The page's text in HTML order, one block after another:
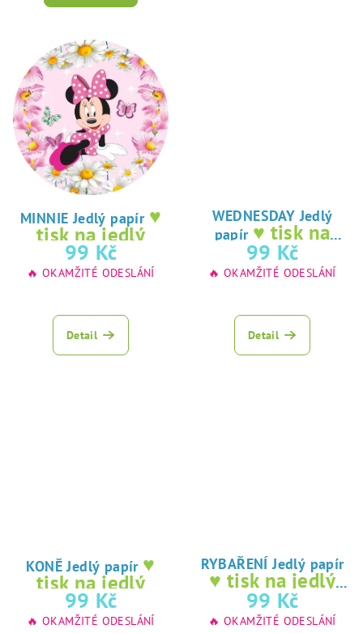
5
hvězdiček.
MINNIE Jedlý papír ♥
tisk na jedlý
papír
99 Kč
🔥 OKAMŽITÉ ODESLÁNÍ
Detail
WEDNESDAY Jedlý
papír ♥ tisk na
jedlý papír
99 Kč
🔥 OKAMŽITÉ ODESLÁNÍ
Detail
KONĚ Jedlý papír ♥
tisk na jedlý
papír
99 Kč
🔥 OKAMŽITÉ ODESLÁNÍ
RYBAŘENÍ Jedlý papír
♥ tisk na jedlý
papír
99 Kč
🔥 OKAMŽITÉ ODESLÁNÍ